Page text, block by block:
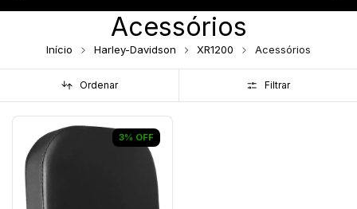
Acessórios
Início Harley-Davidson XR1200 Acessórios
Ordenar Filtrar
3% OFF